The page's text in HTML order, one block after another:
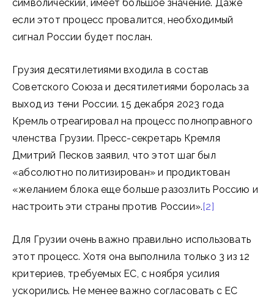
символический, имеет большое значение. Даже
если этот процесс провалится, необходимый
сигнал России будет послан.
Грузия десятилетиями входила в состав
Советского Союза и десятилетиями боролась за
выход из тени России. 15 декабря 2023 года
Кремль отреагировал на процесс полноправного
членства Грузии. Пресс-секретарь Кремля
Дмитрий Песков заявил, что этот шаг был
«абсолютно политизирован» и продиктован
«желанием блока еще больше разозлить Россию и
настроить эти страны против России».[2]
Для Грузии очень важно правильно использовать
этот процесс. Хотя она выполнила только 3 из 12
критериев, требуемых ЕС, с ноября усилия
ускорились. Не менее важно согласовать с ЕС